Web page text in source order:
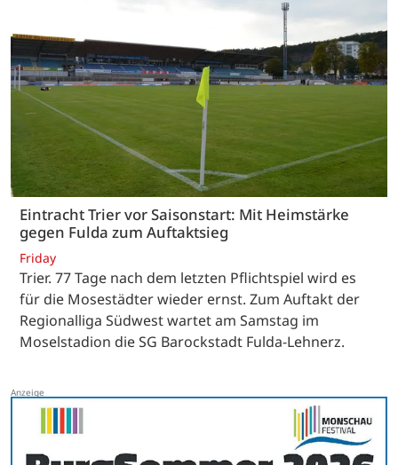
Eintracht Trier vor Saisonstart: Mit Heimstärke
gegen Fulda zum Auftaktsieg
Friday
Trier. 77 Tage nach dem letzten Pflichtspiel wird es
für die Mosestädter wieder ernst. Zum Auftakt der
Regionalliga Südwest wartet am Samstag im
Moselstadion die SG Barockstadt Fulda-Lehnerz.